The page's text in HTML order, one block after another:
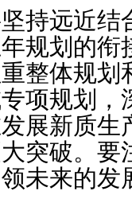
持远近
规划的
整体规
项规划
展新质
突破。
未来的发